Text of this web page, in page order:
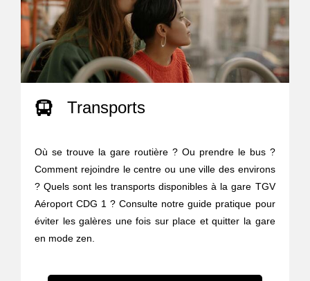
Transports
Où se trouve la gare routière ? Ou prendre le bus ?
Comment rejoindre le centre ou une ville des environs
? Quels sont les transports disponibles à la gare TGV
Aéroport CDG 1 ? Consulte notre guide pratique pour
éviter les galères une fois sur place et quitter la gare
en mode zen.